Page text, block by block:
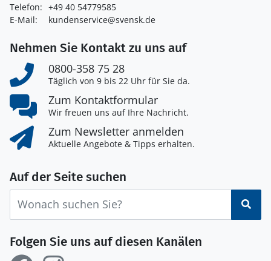
Telefon: +49 40 54779585
E-Mail:
kundenservice@svensk.de
Nehmen Sie Kontakt zu uns auf
0800-358 75 28
Täglich von 9 bis 22 Uhr für Sie da.
Zum Kontaktformular
Wir freuen uns auf Ihre Nachricht.
Zum Newsletter anmelden
Aktuelle Angebote & Tipps erhalten.
Auf der Seite suchen
Folgen Sie uns auf diesen Kanälen